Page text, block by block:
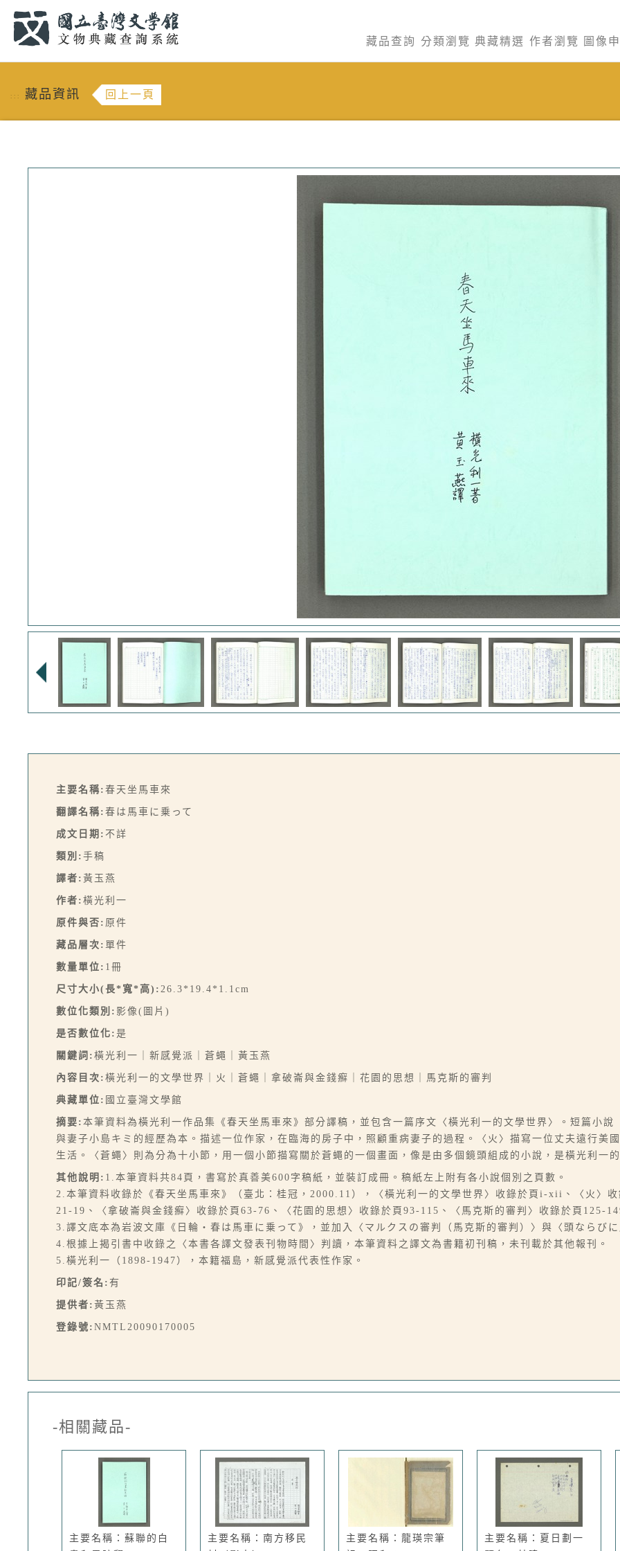
藏品查詢 分類瀏覽 典藏精選 作者瀏覽 圖像
::: 藏品資訊 回上一頁
主要名稱: 春天坐馬車來
翻譯名稱: 春は馬車に乗って
成文日期: 不詳
類別: 手稿
譯者: 黃玉燕
作者: 橫光利一
原件與否: 原件
藏品層次: 單件
數量單位: 1冊
尺寸大小(長*寬*高): 26.3*19.4*1.1cm
數位化類別: 影像(圖片)
是否數位化: 是
關鍵詞: 橫光利一｜新感覺派｜蒼蠅｜黃玉燕
內容目次: 橫光利一的文學世界｜火｜蒼蠅｜拿破崙與金錢癬｜花園的思想｜馬克斯的審判
典藏單位: 國立臺灣文學館
摘要: 本筆資料為橫光利一作品集《春天坐馬車來》部分譯稿，並包含一篇序文〈橫光利一的文學世界〉。短篇小
與妻子小島キミ的經歷為本。描述一位作家，在臨海的房子中，照顧重病妻子的過程。〈火〉描寫一位丈夫遠行美
生活。〈蒼蠅〉則為分為十小節，用一個小節描寫關於蒼蠅的一個畫面，像是由多個鏡頭組成的小說，是橫光利一
其他說明: 1.本筆資料共84頁，書寫於真善美600字稿紙，並裝訂成冊。稿紙左上附有各小說個別之頁數。
2.本筆資料收錄於《春天坐馬車來》（臺北：桂冠，2000.11），〈橫光利一的文學世界〉收錄於頁i-xii、〈火〉
21-19、〈拿破崙與金錢癬〉收錄於頁63-76、〈花園的思想〉收錄於頁93-115、〈馬克斯的審判〉收錄於頁125-
3.譯文底本為岩波文庫《日輪・春は馬車に乗って》，並加入〈マルクスの審判（馬克斯的審判）〉與〈頭ならび
4.根據上揭引書中收錄之〈本書各譯文發表刊物時間〉判讀，本筆資料之譯文為書籍初刊稿，未刊載於其他報刊。
5.橫光利一（1898-1947），本籍福島，新感覺派代表性作家。
印記/簽名: 有
提供者: 黃玉燕
登錄號: NMTL20090170005
-相關藏品-
主要名稱：蘇聯的白
主要名稱：南方移民
主要名稱：龍瑛宗筆
主要名稱：夏日劃一